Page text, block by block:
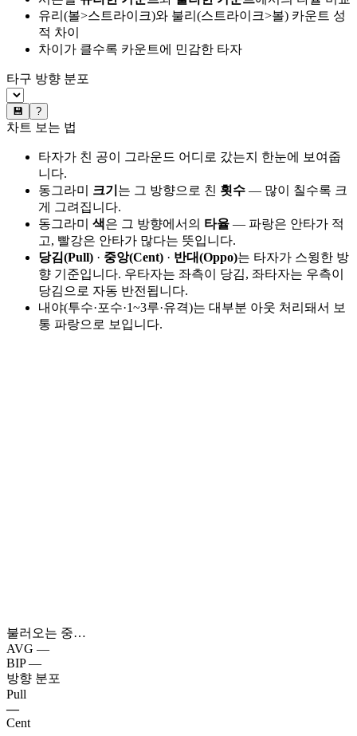
유리(볼>스트라이크)와 불리(스트라이크>볼) 카운트 성
적 차이
차이가 클수록 카운트에 민감한 타자
타구 방향 분포
💾 ?
차트 보는 법
타자가 친 공이 그라운드 어디로 갔는지 한눈에 보여줍
니다.
동그라미 크기 는 그 방향으로 친 횟수 — 많이 칠수록 크
게 그려집니다.
동그라미 색은 그 방향에서의 타율 — 파랑은 안타가 적
고, 빨강은 안타가 많다는 뜻입니다.
당김(Pull) · 중앙(Cent) · 반대(Oppo)는 타자가 스윙한 방
향 기준입니다. 우타자는 좌측이 당김, 좌타자는 우측이
당김으로 자동 반전됩니다.
내야(투수·포수·1~3루·유격)는 대부분 아웃 처리돼서 보
통 파랑으로 보입니다.
불러오는 중…
AVG —
BIP —
방향 분포
Pull
—
Cent